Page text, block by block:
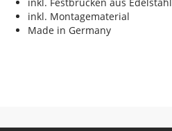
inkl. Montagematerial
Made in Germany